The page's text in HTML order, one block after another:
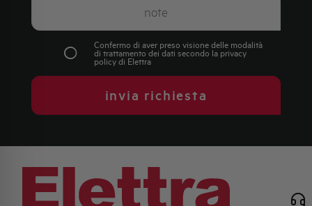
Confermo di aver preso visione delle modalità
di trattamento dei dati secondo la privacy
policydi Elettra
invia richiesta